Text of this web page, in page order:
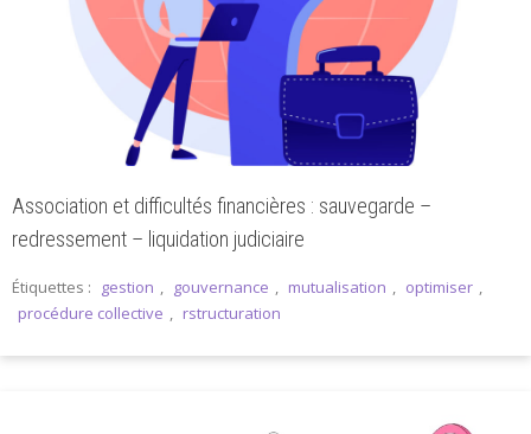
Association et difficultés financières : sauvegarde –
redressement – liquidation judiciaire
Étiquettes : gestion , gouvernance , mutualisation , optimiser ,
procédure collective , rstructuration